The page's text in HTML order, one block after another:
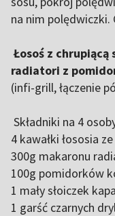
na nim polędwiczki.
Łosoś z
radiatori z
(infi-grill, łączenie
Składniki na 4
4 kawałki łososia
300g makaronu
100g pomidorków
1 mały słoiczek
1 garść czarnych